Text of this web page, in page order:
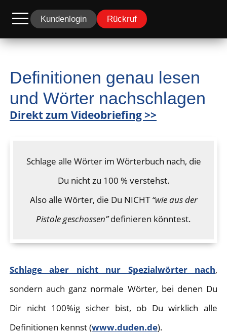
Kundenlogin Rückruf
Definitionen genau lesen
und Wörter nachschlagen
Direkt zum Videobriefing >>
Schlage alle Wörter im Wörterbuch nach, die
Du nicht zu 100 % verstehst.
Also alle Wörter, die Du NICHT“wie aus der
Pistole geschossen”definieren könntest.
Schlage aber nicht nur Spezialwörter nach,
sondern auch ganz normale Wörter, bei denen Du
Dir nicht 100%ig sicher bist, ob Du wirklich alle
Definitionen kennst (www.duden.de).